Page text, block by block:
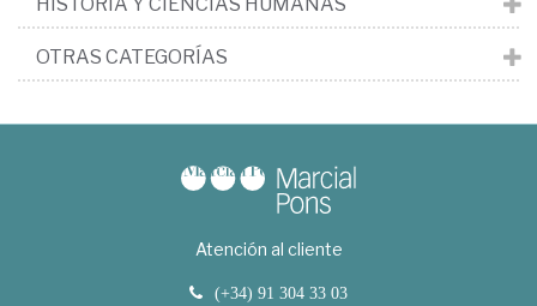
OTRAS CATEGORÍAS
Atención al cliente
(+34) 91 304 33 03